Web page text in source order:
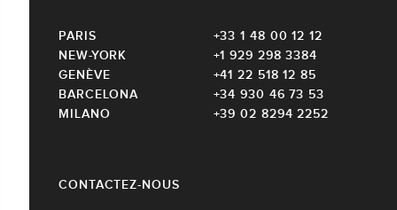
CONTACTEZ-NOUS
PARIS
+33 1 48 00 12 12
NEW-YORK
+1 929 298 3384
GENÈVE
+41 22 518 12 85
BARCELONA
+34 930 46 73 53
MILANO
+39 02 8294 2252